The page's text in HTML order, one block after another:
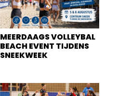
MEERDAAGS VOLLEYBAL
BEACH EVENT TIJDENS
SNEEKWEEK